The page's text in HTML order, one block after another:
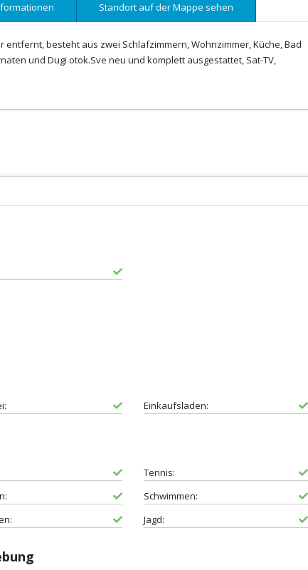
Standort auf der Mappe sehen
entfernt, besteht aus zwei Schlafzimmern, Wohnzimmer, Küche, Bad
und Dugi otok.Sve neu und komplett ausgestattet, Sat-TV,
Einkaufsladen:
Tennis:
Schwimmen:
Jagd: